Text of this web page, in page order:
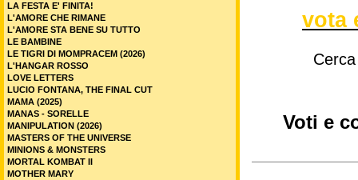
vota
Voti e
LA FESTA E' FINITA!
L'AMORE CHE RIMANE
L'AMORE STA BENE SU TUTTO
LE BAMBINE
LE TIGRI DI MOMPRACEM (2026)
L'HANGAR ROSSO
LOVE LETTERS
LUCIO FONTANA, THE FINAL CUT
MAMA (2025)
MANAS - SORELLE
MANIPULATION (2026)
MASTERS OF THE UNIVERSE
MINIONS & MONSTERS
MORTAL KOMBAT II
MOTHER MARY